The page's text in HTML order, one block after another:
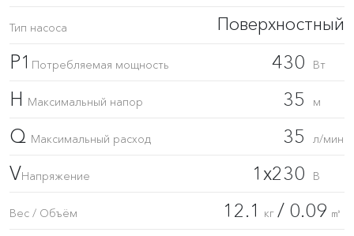
Тип насоса Поверхностный
P1 Потребляемая мощность 430 Вт
H Максимальный напор 35 м
Q Максимальный расход 35 л/мин
VНапряжение 1x230 В
Вес / Объём 12.1 кг / 0.09 ㎥